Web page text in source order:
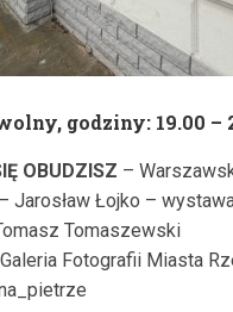
godziny: 19.00 –
OBUDZISZ –
Jarosław Łojko –
Tomaszewski
Fotografii Miasta